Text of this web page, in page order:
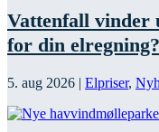
Vattenfall vinder
for din elregning?
5. aug 2026 | Elpriser,